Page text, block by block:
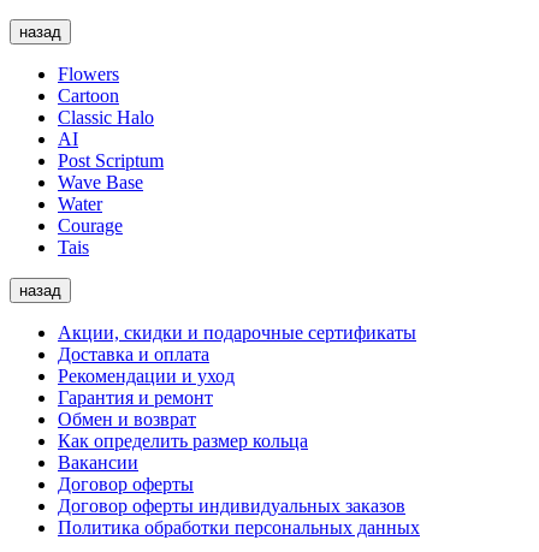
назад
Flowers
Cartoon
Classic Halo
AI
Post Scriptum
Wave Base
Water
Courage
Tais
назад
Акции, скидки и подарочные сертификаты
Доставка и оплата
Рекомендации и уход
Гарантия и ремонт
Обмен и возврат
Как определить размер кольца
Вакансии
Договор оферты
Договор оферты индивидуальных заказов
Политика обработки персональных данных